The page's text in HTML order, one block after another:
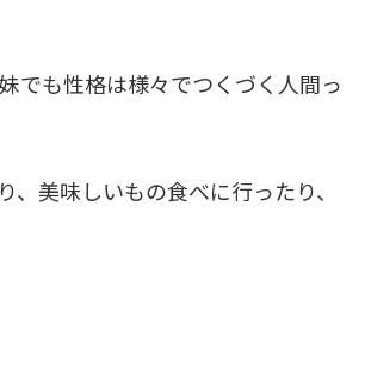
でも性格は様々でつくづく人間っ
美味しいもの食べに行ったり、